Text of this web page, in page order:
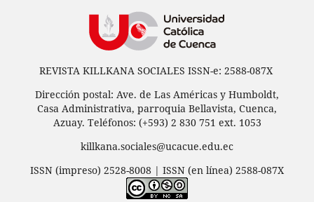
REVISTA KILLKANA SOCIALES ISSN-e: 2588-087X
Dirección postal: Ave. de Las Américas y Humboldt,
Casa Administrativa, parroquia Bellavista, Cuenca,
Azuay. Teléfonos: (+593) 2 830 751 ext. 1053
killkana.sociales@ucacue.edu.ec
ISSN (impreso) 2528-8008 | ISSN (en línea) 2588-087X